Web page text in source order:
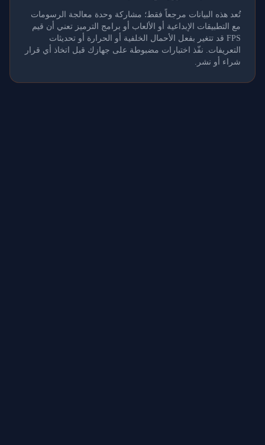
تُعد هذه البيانات مرجعاً فقط؛ مشاركة وحدة معالجة الرسومات
مع التطبيقات الإبداعية أو الألعاب أو برامج الترميز تعني أن قيم
FPS قد تتغير بفعل الأحمال الخلفية أو الحرارة أو تحديثات
التعريفات. نفّذ اختبارات مضبوطة على جهازك قبل اتخاذ أي قرار
شراء أو نشر.